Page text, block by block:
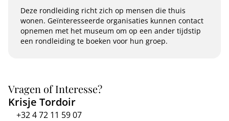
Deze rondleiding richt zich op mensen die thuis
wonen. Geïnteresseerde organisaties kunnen contact
opnemen met het museum om op een ander tijdstip
een rondleiding te boeken voor hun groep.
Vragen of Interesse?
Krisje Tordoir
+32 4 72 11 59 07